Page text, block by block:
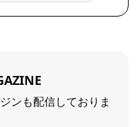
ンも配信しておりま